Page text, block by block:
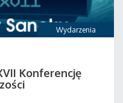
Wydarzenia
Konferencję